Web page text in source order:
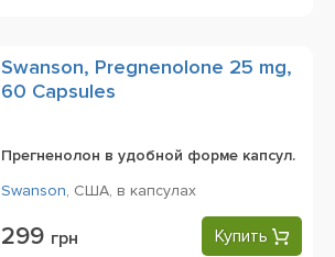
Swanson, Pregnenolone 25 mg,
60 Capsules
Прегненолон в удобной форме капсул.
Swanson, США, в капсулах
299 грн Купить